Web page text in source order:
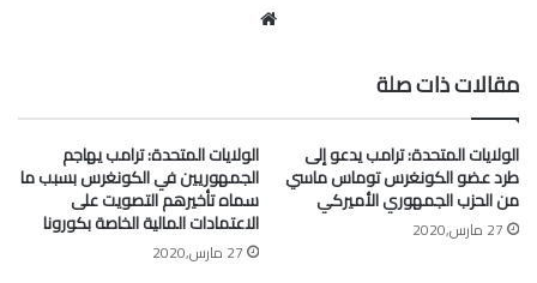
مقالات ذات صلة
الولايات المتحدة: ترامب يدعو إلى
طرد عضو الكونغرس توماس ماسي
من الحزب الجمهوري الأميركي
27 مارس,2020
الولايات المتحدة: ترامب يهاجم
الجمهوريين في الكونغرس بسبب ما
سماه تأخيرهم التصويت على
الاعتمادات المالية الخاصة بكورونا
27 مارس,2020